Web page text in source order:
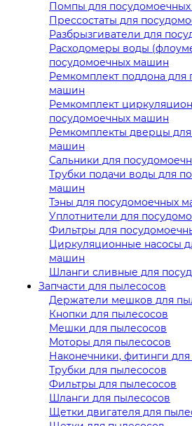
Помпы для
Прессостаты для
Разбрызгиватели для
Расходомеры воды
посудомоечных машин
Ремкомплект поддона для
машин
Ремкомплект
посудомоечных машин
Ремкомплекты дверцы
машин
Сальники для
Трубки подачи воды для
машин
Тэны для посудомоечных
Уплотнители для
Фильтры для
Циркуляционные насосы
машин
Шланги сливные для
Запчасти для пылесосов
Держатели мешков для
Кнопки для пылесосов
Мешки для пылесосов
Моторы для пылесосов
Наконечники, фитинги
Трубки для пылесосов
Фильтры для пылесосов
Шланги для пылесосов
Щетки двигателя для